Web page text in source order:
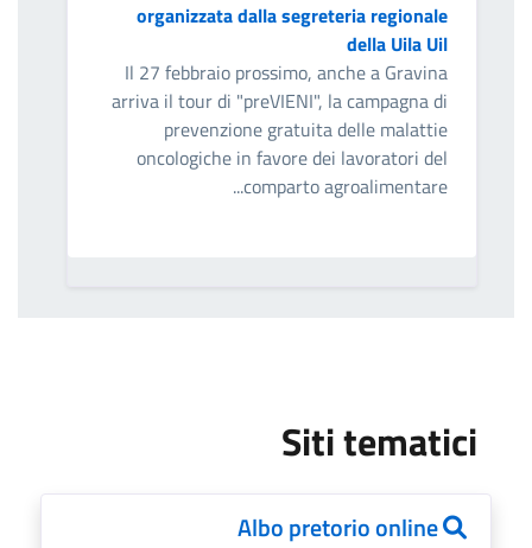
organizzata dalla segreteria regionale
della Uila Uil
Il 27 febbraio prossimo, anche a Gravina
arriva il tour di "preVIENI", la campagna di
prevenzione gratuita delle malattie
oncologiche in favore dei lavoratori del
comparto agroalimentare...
Siti tematici
Albo pretorio online